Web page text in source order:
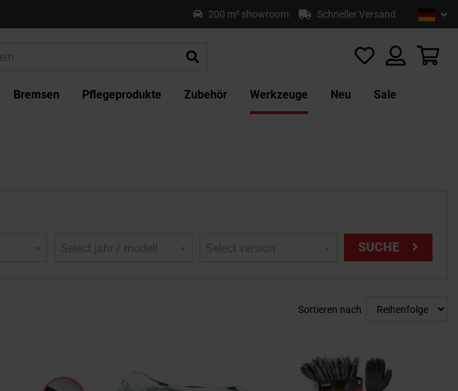
200 m² showroom Schneller Versand
Bremsen Pflegeprodukte Zubehör Werkzeuge Neu Sale
Select jahr / modell Select version SUCHE
Sortieren nach